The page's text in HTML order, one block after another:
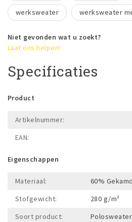
werksweater werksweater
Niet gevonden wat u zoekt?
Laat ons helpen!
Specificaties
Product
Artikelnummer:
EAN:
Eigenschappen
Materiaal:
60%
Stofgewicht:
280 g/m²
Soort product:
Polosweater